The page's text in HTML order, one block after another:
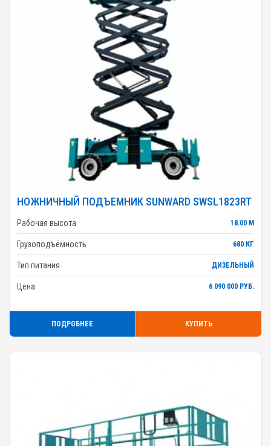
НОЖНИЧНЫЙ ПОДЪЕМНИК SUNWARD SWSL1823RT
Рабочая высота 18.00 М
Грузоподъёмность 680 КГ
Тип питания ДИЗЕЛЬНЫЙ
Цена 6 090 000 РУБ.
ПОДРОБНЕЕ КУПИТЬ